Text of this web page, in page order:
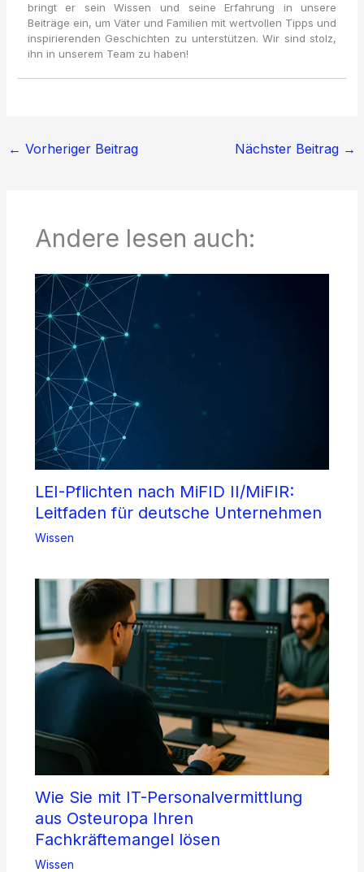
bringt er sein Wissen und seine Erfahrung in unsere
Beiträge ein, um Väter und Familien mit wertvollen Tipps und
inspirierenden Geschichten zu unterstützen. Wir sind stolz,
ihn in unserem Team zu haben!
← Vorheriger Beitrag Nächster Beitrag →
Andere lesen auch:
LEI-Pflichten nach MiFID II/MiFIR:
Leitfaden für deutsche Unternehmen
Wissen
Wie Sie mit IT-Personalvermittlung
aus Osteuropa Ihren
Fachkräftemangel lösen
Wissen